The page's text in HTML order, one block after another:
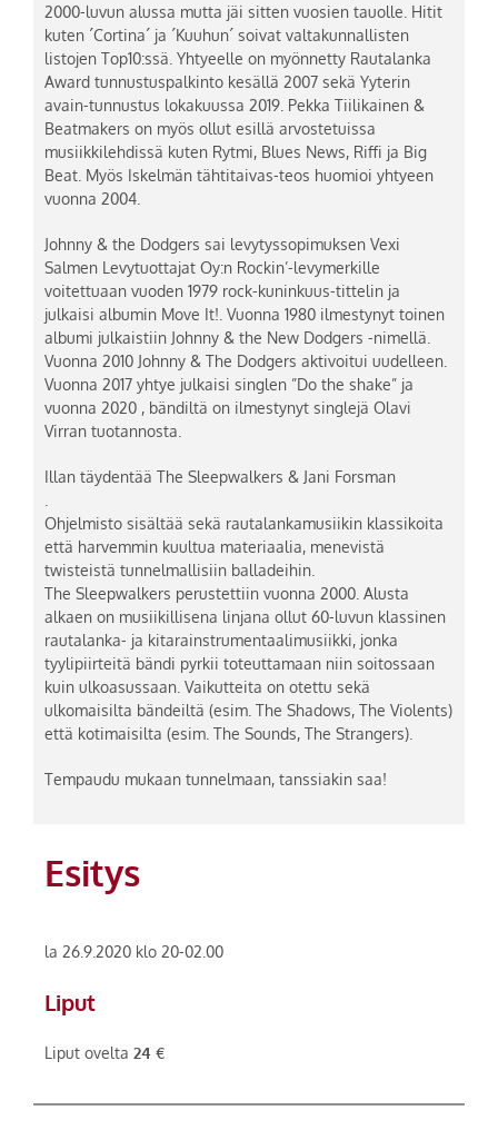
2000-luvun alussa mutta jäi sitten vuosien tauolle. Hitit
kuten ´Cortina´ ja ´Kuuhun´ soivat valtakunnallisten
listojen Top10:ssä. Yhtyeelle on myönnetty Rautalanka
Award tunnustuspalkinto kesällä 2007 sekä Yyterin
avain-tunnustus lokakuussa 2019. Pekka Tiilikainen &
Beatmakers on myös ollut esillä arvostetuissa
musiikkilehdissä kuten Rytmi, Blues News, Riffi ja Big
Beat. Myös Iskelmän tähtitaivas-teos huomioi yhtyeen
vuonna 2004.
Johnny & the Dodgers sai levytyssopimuksen Vexi
Salmen Levytuottajat Oy:n Rockin’-levymerkille
voitettuaan vuoden 1979 rock-kuninkuus-tittelin ja
julkaisi albumin Move It!. Vuonna 1980 ilmestynyt toinen
albumi julkaistiin Johnny & the New Dodgers -nimellä.
Vuonna 2010 Johnny & The Dodgers aktivoitui uudelleen.
Vuonna 2017 yhtye julkaisi singlen ”Do the shake” ja
vuonna 2020 , bändiltä on ilmestynyt singlejä Olavi
Virran tuotannosta.
Illan täydentää The Sleepwalkers & Jani Forsman
.
Ohjelmisto sisältää sekä rautalankamusiikin klassikoita
että harvemmin kuultua materiaalia, menevistä
twisteistä tunnelmallisiin balladeihin.
The Sleepwalkers perustettiin vuonna 2000. Alusta
alkaen on musiikillisena linjana ollut 60-luvun klassinen
rautalanka- ja kitarainstrumentaalimusiikki, jonka
tyylipiirteitä bändi pyrkii toteuttamaan niin soitossaan
kuin ulkoasussaan. Vaikutteita on otettu sekä
ulkomaisilta bändeiltä (esim. The Shadows, The Violents)
että kotimaisilta (esim. The Sounds, The Strangers).
Tempaudu mukaan tunnelmaan, tanssiakin saa!
Esitys
la 26.9.2020 klo 20-02.00
Liput
Liput ovelta 24 €